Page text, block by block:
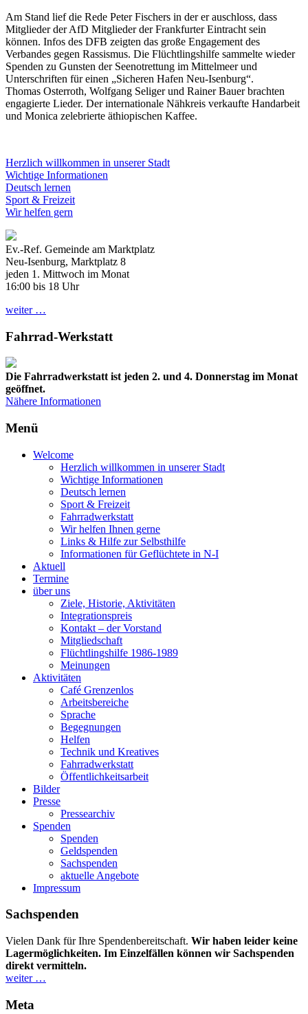
Am Stand lief die Rede Peter Fischers in der er auschloss, dass
Mitglieder der AfD Mitglieder der Frankfurter Eintracht sein
können. Infos des DFB zeigten das große Engagement des
Verbandes gegen Rassismus. Die Flüchtlingshilfe sammelte wieder
Spenden zu Gunsten der Seenotrettung im Mittelmeer und
Unterschriften für einen „Sicheren Hafen Neu-Isenburg“.
Thomas Osterroth, Wolfgang Seliger und Rainer Bauer brachten
engagierte Lieder. Der internationale Nähkreis verkaufte Handarbeit
und Monica zelebrierte äthiopischen Kaffee.
Herzlich willkommen in unserer Stadt
Wichtige Informationen
Deutsch lernen
Sport & Freizeit
Wir helfen gern
Ev.-Ref. Gemeinde am Marktplatz
Neu-Isenburg, Marktplatz 8
jeden 1. Mittwoch im Monat
16:00 bis 18 Uhr
weiter …
Fahrrad-Werkstatt
Die Fahrradwerkstatt ist jeden 2. und 4. Donnerstag im Monat
geöffnet.
Nähere Informationen
Menü
Welcome
Herzlich willkommen in unserer Stadt
Wichtige Informationen
Deutsch lernen
Sport & Freizeit
Fahrradwerkstatt
Wir helfen Ihnen gerne
Links & Hilfe zur Selbsthilfe
Informationen für Geflüchtete in N-I
Aktuell
Termine
über uns
Ziele, Historie, Aktivitäten
Integrationspreis
Kontakt – der Vorstand
Mitgliedschaft
Flüchtlingshilfe 1986-1989
Meinungen
Aktivitäten
Café Grenzenlos
Arbeitsbereiche
Sprache
Begegnungen
Helfen
Technik und Kreatives
Fahrradwerkstatt
Öffentlichkeitsarbeit
Bilder
Presse
Pressearchiv
Spenden
Spenden
Geldspenden
Sachspenden
aktuelle Angebote
Impressum
Sachspenden
Vielen Dank für Ihre Spendenbereitschaft. Wir haben leider keine
Lagermöglichkeiten. Im Einzelfällen können wir Sachspenden
direkt vermitteln.
weiter …
Meta